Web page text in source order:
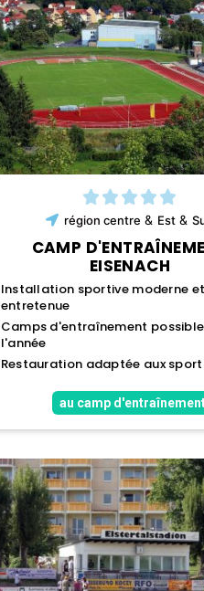
région centre & Est&
CAMP
EISENACH
Installation sportive moderne
entretenue
Camps d'entraînement
l'année
Restauration adaptée aux
au camp